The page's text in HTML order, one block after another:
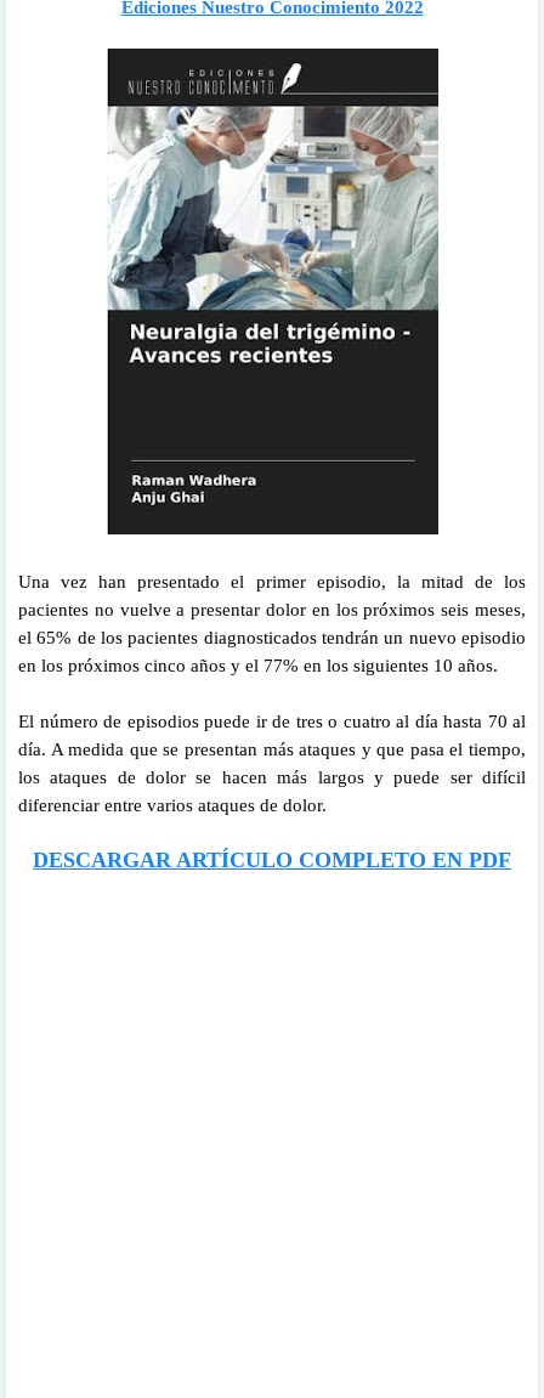
Ediciones Nuestro Conocimiento 2022
Una vez han presentado el primer episodio, la mitad de los
pacientes no vuelve a presentar dolor en los próximos seis meses,
el 65% de los pacientes diagnosticados tendrán un nuevo episodio
en los próximos cinco años y el 77% en los siguientes 10 años.
El número de episodios puede ir de tres o cuatro al día hasta 70 al
día. A medida que se presentan más ataques y que pasa el tiempo,
los ataques de dolor se hacen más largos y puede ser difícil
diferenciar entre varios ataques de dolor.
DESCARGAR ARTÍCULO COMPLETO EN PDF